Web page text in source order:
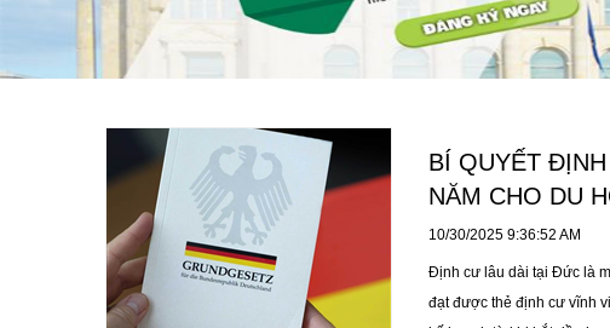
BÍ QUYẾT
NĂM CHO DU
10/30/2025 9:36:52 AM
Định cư lâu dài tại Đức là
đạt được thẻ định cư vĩnh